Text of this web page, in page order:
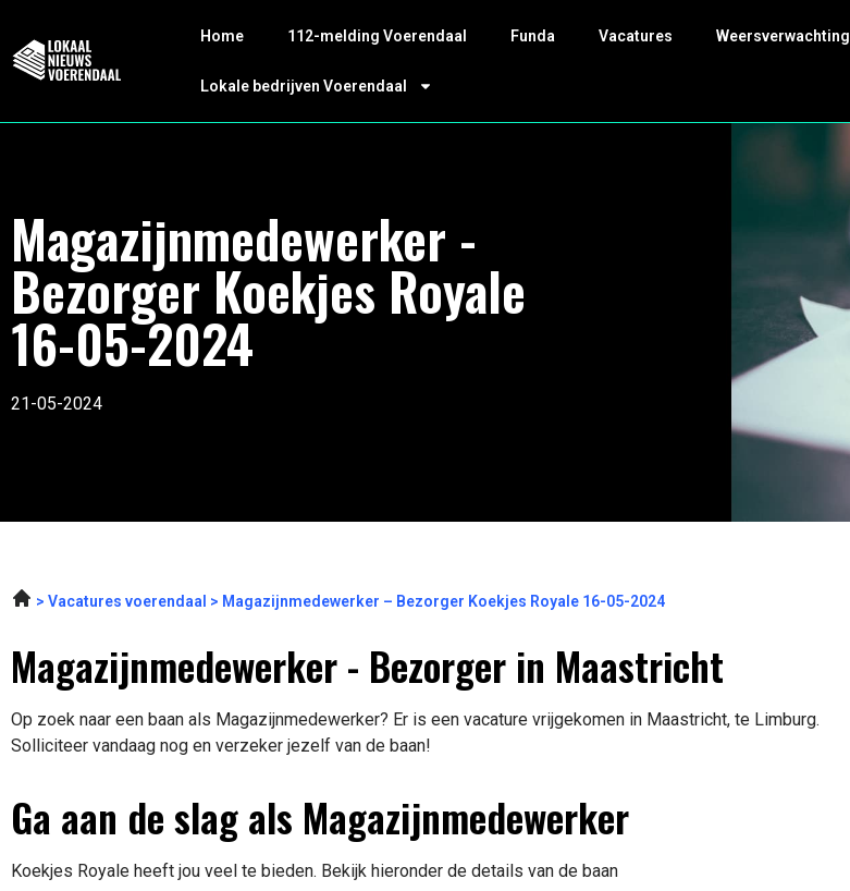
Home 112-melding Voerendaal Funda Vacatures Weersverwachting
Lokale bedrijven Voerendaal
Magazijnmedewerker -
Bezorger Koekjes Royale
16-05-2024
21-05-2024
Vacatures voerendaal Magazijnmedewerker – Bezorger Koekjes Royale 16-05-2024
Magazijnmedewerker - Bezorger in Maastricht
Op zoek naar een baan als Magazijnmedewerker? Er is een vacature vrijgekomen in Maastricht, te Limburg.
Solliciteer vandaag nog en verzeker jezelf van de baan!
Ga aan de slag als Magazijnmedewerker
Koekjes Royale heeft jou veel te bieden. Bekijk hieronder de details van de baan